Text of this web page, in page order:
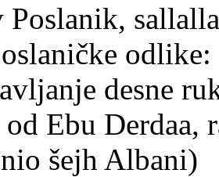
desne
od Ebu
šejh Albani)